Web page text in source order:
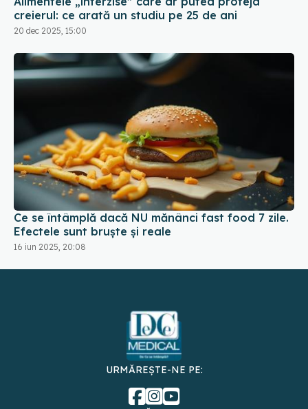
Ce se întâmplă dacă NU mănânci fast food 7 zile.
Efectele sunt bruște și reale
16 iun 2025, 20:08
URMĂREȘTE-NE PE:
DESCARCĂ APLICAȚIA